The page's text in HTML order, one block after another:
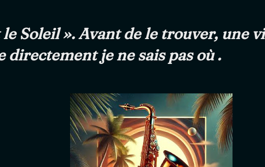
Soleil ». Avant de le trouver, une
directement je ne sais pas où .